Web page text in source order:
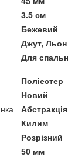
3.5 см
Бежевий
Джут, Льон
Для
Поліестер
Новий
Абстракція
Килим
Розрізний
50 мм